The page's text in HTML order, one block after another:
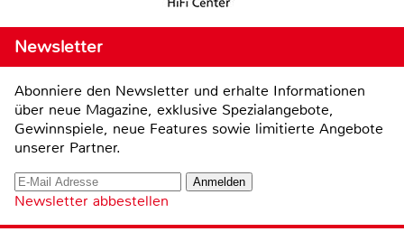
Newsletter
Abonniere den Newsletter und erhalte Informationen
über neue Magazine, exklusive Spezialangebote,
Gewinnspiele, neue Features sowie limitierte Angebote
unserer Partner.
Newsletter abbestellen